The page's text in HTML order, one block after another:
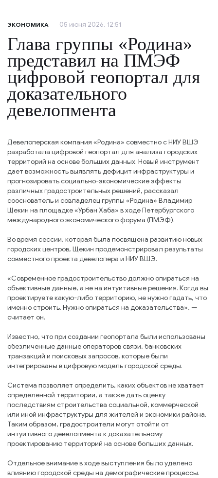
ЭКОНОМИКА 05 июня 2026, 12:51
Глава группы «Родина»
представил на ПМЭФ
цифровой геопортал для
доказательного
девелопмента
Девелоперская компания «Родина» совместно с НИУ ВШЭ
разработала цифровой геопортал для анализа городских
территорий на основе больших данных. Новый инструмент
дает возможность выявлять дефицит инфраструктуры и
прогнозировать социально-экономические эффекты
различных градостроительных решений, рассказал
сооснователь и совладелец группы «Родина» Владимир
Щекин на площадке «Урбан Хаба» в ходе Петербургского
международного экономического форума (ПМЭФ).
Во время сессии, которая была посвящена развитию новых
городских центров, Щекин продемонстрировал результаты
совместного проекта девелопера и НИУ ВШЭ.
«Современное градостроительство должно опираться на
объективные данные, а не на интуитивные решения. Когда вы
проектируете какую-либо территорию, не нужно гадать, что
именно строить. Нужно опираться на доказательства», —
считает он.
Известно, что при создании геопортала были использованы
обезличенные данные операторов связи, банковских
транзакций и поисковых запросов, которые были
интегрированы в цифровую модель городской среды.
Система позволяет определить, каких объектов не хватает
определенной территории, а также дать оценку
последствиям строительства социальной, коммерческой
или иной инфраструктуры для жителей и экономики района.
Таким образом, градостроители могут отойти от
интуитивного девелопмента к доказательному
проектированию территорий на основе больших данных.
Отдельное внимание в ходе выступления было уделено
влиянию городской среды на демографические процессы.